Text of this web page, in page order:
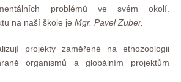
problémů ve svém okolí.
na naší škole je Mgr. Pavel Zuber.
projekty zaměřené na etnozoologii
organismů a globálním projektům